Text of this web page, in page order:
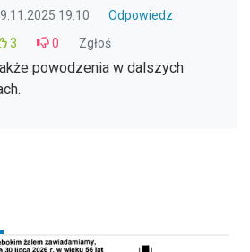
19:10
Odpowiedz
3 0 Zgłoś
powodzenia w dalszych